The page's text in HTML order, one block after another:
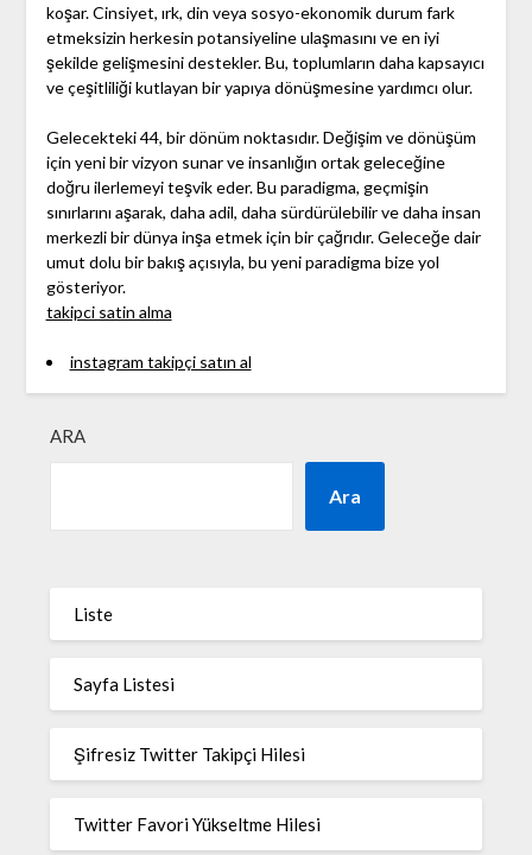
koşar. Cinsiyet, ırk, din veya sosyo-ekonomik durum fark
etmeksizin herkesin potansiyeline ulaşmasını ve en iyi
şekilde gelişmesini destekler. Bu, toplumların daha kapsayıcı
ve çeşitliliği kutlayan bir yapıya dönüşmesine yardımcı olur.
Gelecekteki 44, bir dönüm noktasıdır. Değişim ve dönüşüm
için yeni bir vizyon sunar ve insanlığın ortak geleceğine
doğru ilerlemeyi teşvik eder. Bu paradigma, geçmişin
sınırlarını aşarak, daha adil, daha sürdürülebilir ve daha insan
merkezli bir dünya inşa etmek için bir çağrıdır. Geleceğe dair
umut dolu bir bakış açısıyla, bu yeni paradigma bize yol
gösteriyor.
takipci satin alma
instagram takipçi satın al
ARA
Ara
Liste
Sayfa Listesi
Şifresiz Twitter Takipçi Hilesi
Twitter Favori Yükseltme Hilesi